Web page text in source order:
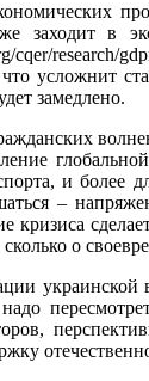
заходит в
cqer/research/
усложнит
замедлено.
и более
–
кризиса
сколько о
украинской